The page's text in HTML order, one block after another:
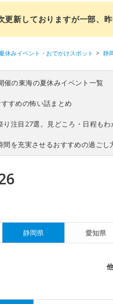
更新しておりますが一部、
休みイベント・おでかけスポット 静
の東海の夏休みイベント一覧
すめの怖い話まとめ
り注目27選。見どころ・日程もわ
間を充実させるおすすめの過ごし
静岡県 愛知県